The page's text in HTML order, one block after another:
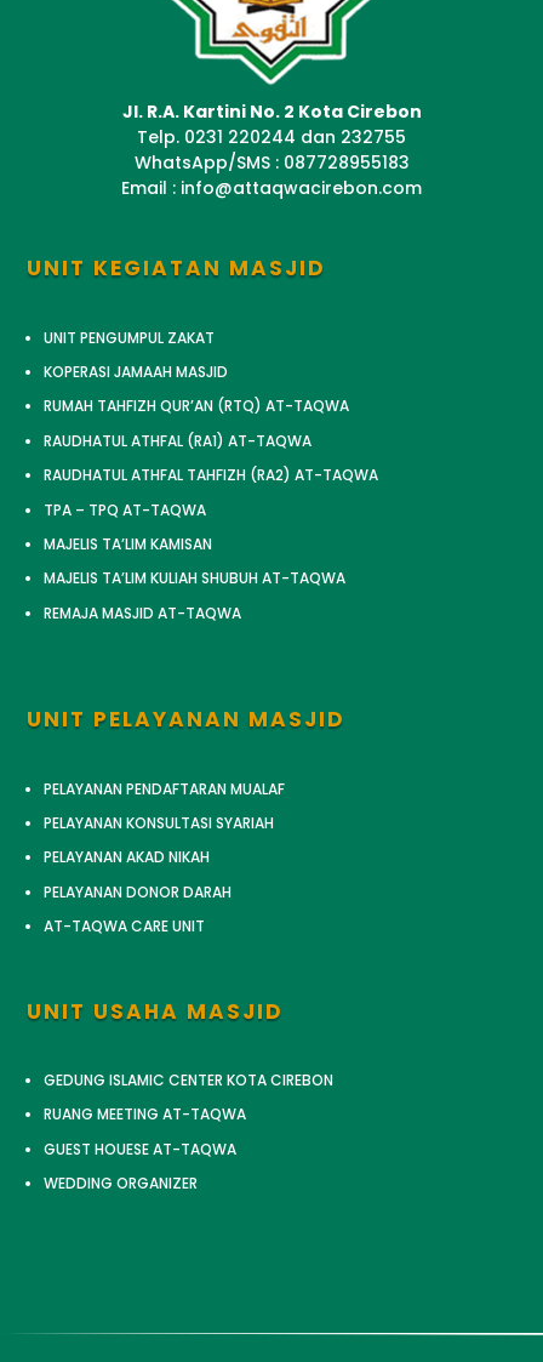
Jl. R.A. Kartini No. 2 Kota Cirebon
Telp. 0231 220244 dan 232755
WhatsApp/SMS : 087728955183
Email : info@attaqwacirebon.com
UNIT KEGIATAN MASJID
UNIT PENGUMPUL ZAKAT
KOPERASI JAMAAH MASJID
RUMAH TAHFIZH QUR’AN (RTQ) AT-TAQWA
RAUDHATUL ATHFAL (RA1) AT-TAQWA
RAUDHATUL ATHFAL TAHFIZH (RA2) AT-TAQWA
TPA – TPQ AT-TAQWA
MAJELIS TA’LIM KAMISAN
MAJELIS TA’LIM KULIAH SHUBUH AT-TAQWA
REMAJA MASJID AT-TAQWA
UNIT PELAYANAN MASJID
PELAYANAN PENDAFTARAN MUALAF
PELAYANAN KONSULTASI SYARIAH
PELAYANAN AKAD NIKAH
PELAYANAN DONOR DARAH
AT-TAQWA CARE UNIT
UNIT USAHA MASJID
GEDUNG ISLAMIC CENTER KOTA CIREBON
RUANG MEETING AT-TAQWA
GUEST HOUESE AT-TAQWA
WEDDING ORGANIZER